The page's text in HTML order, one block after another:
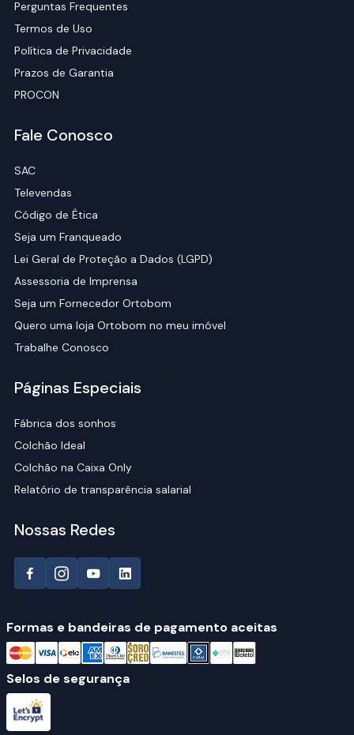
Perguntas Frequentes
Termos de Uso
Política de Privacidade
Prazos de Garantia
PROCON
Fale Conosco
SAC
Televendas
Código de Ética
Seja um Franqueado
Lei Geral de Proteção a Dados (LGPD)
Assessoria de Imprensa
Seja um Fornecedor Ortobom
Quero uma loja Ortobom no meu imóvel
Trabalhe Conosco
Páginas Especiais
Fábrica dos sonhos
Colchão Ideal
Colchão na Caixa Only
Relatório de transparência salarial
Nossas Redes
Formas e bandeiras de pagamento aceitas
Selos de segurança